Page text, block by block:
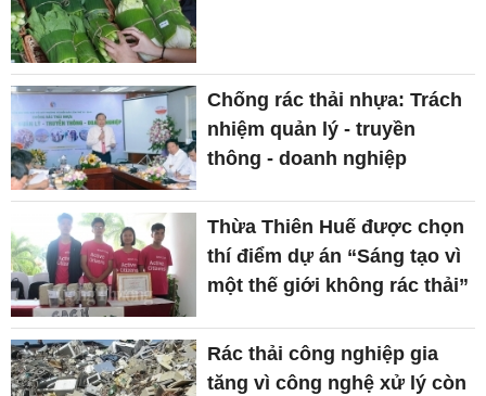
Chống rác thải nhựa: Trách
nhiệm quản lý - truyền
thông - doanh nghiệp
Thừa Thiên Huế được chọn
thí điểm dự án “Sáng tạo vì
một thế giới không rác thải”
Rác thải công nghiệp gia
tăng vì công nghệ xử lý còn